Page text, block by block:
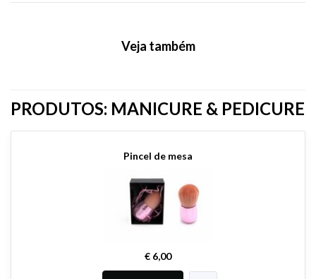
Veja também
PRODUTOS: MANICURE & PEDICURE
Pincel de mesa
€ 6,00